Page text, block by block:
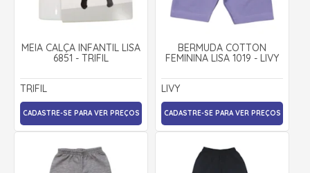
MEIA CALÇA INFANTIL LISA
6851 - TRIFIL
TRIFIL
CADASTRE-SE PARA VER PREÇOS
BERMUDA COTTON
FEMININA LISA 1019 - LIVY
LIVY
CADASTRE-SE PARA VER PREÇOS